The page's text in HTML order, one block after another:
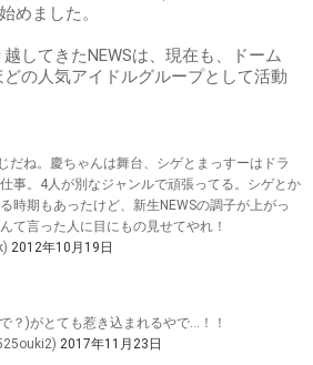
めました。
してきたNEWSは、現在も、ドーム
の人気アイドルグループとして活動
だね。慶ちゃんは舞台、シゲとまっすーはドラ
事。4人が別なジャンルで頑張ってる。シゲとか
時期もあったけど、新生NEWSの調子が上がっ
て言った人に目にもの見せてやれ！
2012年10月19日
？)がとても惹き込まれるやで…！！
2017年11月23日